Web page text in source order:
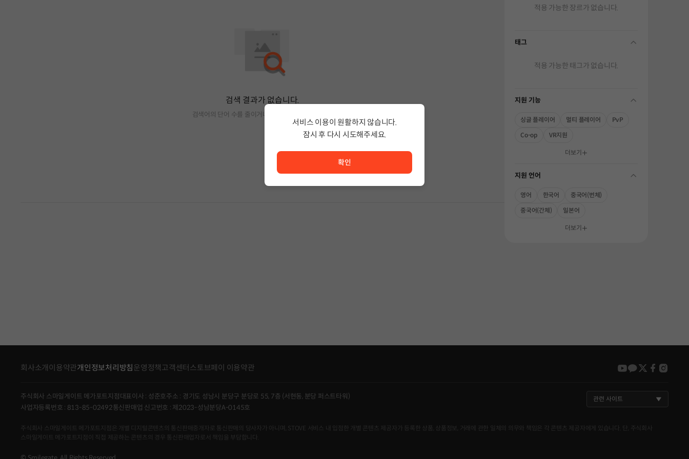
검색 결과가 없습니다.
검색어의 단어 수를 줄이거나 필터조건을 변경하세요.
적용 가능한 장르가 없습니다.
태그 folding
적용 가능한 태그가 없습니다.
지원 기능 folding
싱글 플레이어 멀티 플레이어
PvP
Co-op
VR지원
더보기
지원 언어 folding
영어 한국어
중국어(번체)
중국어(간체)
일본어
더보기
회사소개이용약관개인정보처리방침 운영정책고객센터스토브페이 이용약관 youtube
kakao
twitter
주식회사 스마일게이트 메가포트지점대표이사 : 성준호주소 : 경기도 성남시 분당구 분당로 55, 7층 (서현동, 분당 퍼스트타워)
사업자등록번호 : 813-85-02492통신판매업 신고번호 : 제2023-성남분당A-0145호
관련 사이트
주식회사 스마일게이트 메가포트지점은 개별 디지털콘텐츠의 통신판매중개자로 통신판매의 당사자가 아니며, STOVE 서비스 내 입점한 개별 콘텐츠 제공자가 등록한 상품, 상품정보, 거래에 관한 일체의 의무와 책임은 각 콘텐츠 제공자에게 있습니다. 단, 주식회사
스마일게이트 메가포트지점이 직접 제공하는 콘텐츠의 경우 통신판매업자로서 책임을 부담합니다.
서비스 이용이 원활하지 않습니다.
잠시 후 다시 시도해주세요.
확인